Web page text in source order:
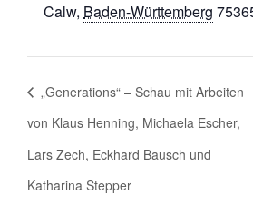
Calw, Baden-Württemberg
„Generations“ – Schau mit Arbeiten
von Klaus Henning, Michaela Escher,
Lars Zech, Eckhard Bausch und
Katharina Stepper